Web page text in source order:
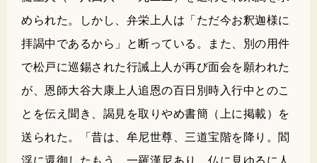
められた。しかし、弁栄上人は「ただ今お釈迦様に
拝謁中であるから」と断っている。また、別の用件
で松戸に巡錫された行誡上人が再び面会を願われた
が、恩師大谷大康上人追恩の百日別時入行中とのこ
とを伝え聞き、謁見を取りやめ書簡（上に掲載）を
送られた。「昔は、牟尼世尊、三道宝階を降り。閻